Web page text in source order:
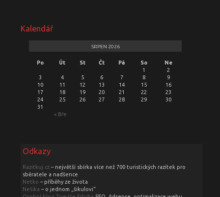
Kalendář
SRPEN 2026
Po Út St Čt Pá So Ne
« Bře
1
2
3
4 5 6 7 8
9
10
11 12 13 14 15
16
17
18 19 20 21 22
23
24
25 26 27 28 29
30
31
Odkazy
Razitkuj.cz– největší sbírka více než 700 turistických razítek pro
sběratele a nadšence
Netko – příběhy ze života
Nešika – o jednom „šikulovi“